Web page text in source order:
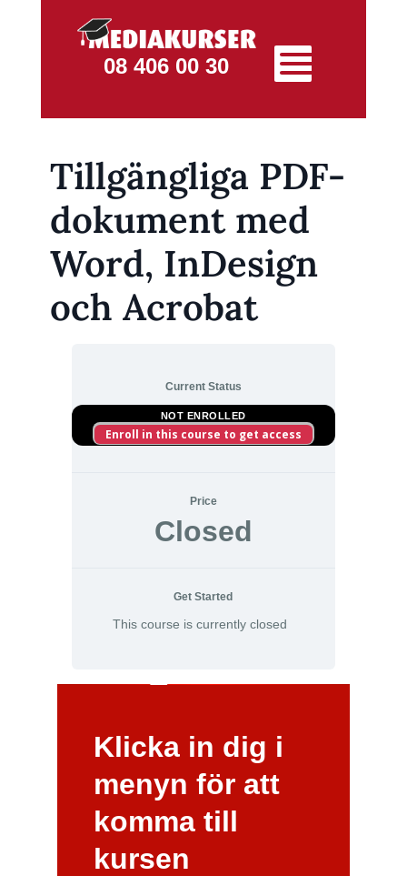
08 406 00 30
Tillgängliga PDF-
dokument med
Word, InDesign
och Acrobat
Current Status
NOT ENROLLED
Enroll in this course to get access
Price
Closed
Get Started
This course is currently closed
Klicka in dig i
menyn för att
komma till
kursen